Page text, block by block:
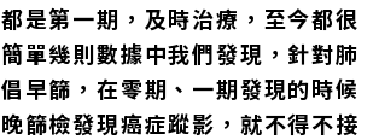
是第一期，及時治療，至今都很
單幾則數據中我們發現，針對肺
早篩，在零期、一期發現的時候
篩檢發現癌症蹤影，就不得不接